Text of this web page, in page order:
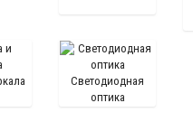
Светодиодная
оптика